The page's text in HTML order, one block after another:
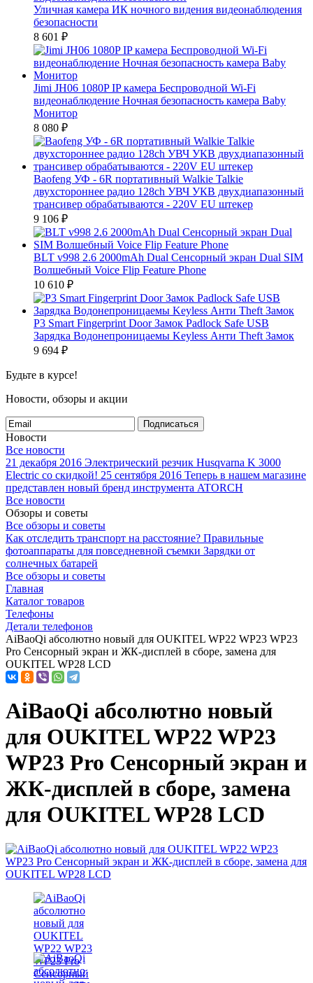
Уличная камера ИК ночного видения видеонаблюдения
безопасности
8 601 ₽
Jimi JH06 1080P IP камера Беспроводной Wi-Fi
видеонаблюдение Ночная безопасность камера Baby
Монитор
8 080 ₽
Baofeng УФ - 6R портативный Walkie Talkie
двухстороннее радио 128ch УВЧ УКВ двухдиапазонный
трансивер обрабатываются - 220V EU штекер
9 106 ₽
BLT v998 2.6 2000mAh Dual Сенсорный экран Dual SIM
Волшебный Voice Flip Feature Phone
10 610 ₽
P3 Smart Fingerprint Door Замок Padlock Safe USB
Зарядка Водонепроницаемы Keyless Анти Theft Замок
9 694 ₽
Будьте в курсе!
Новости, обзоры и акции
Подписаться
Новости
Все новости
21 декабря 2016 Электрический резчик Husqvarna K 3000
Electric со скидкой! 25 сентября 2016 Теперь в нашем магазине
представлен новый бренд инструмента ATORCH
Все новости
Обзоры и советы
Все обзоры и советы
Как отследить транспорт на расстояние? Правильные
фотоаппараты для повседневной съемки Зарядки от
солнечных батарей
Все обзоры и советы
Главная
Каталог товаров
Телефоны
Детали телефонов
AiBaoQi абсолютно новый для OUKITEL WP22 WP23 WP23
Pro Сенсорный экран и ЖК-дисплей в сборе, замена для
OUKITEL WP28 LCD
AiBaoQi абсолютно новый
для OUKITEL WP22 WP23
WP23 Pro Сенсорный экран и
ЖК-дисплей в сборе, замена
для OUKITEL WP28 LCD